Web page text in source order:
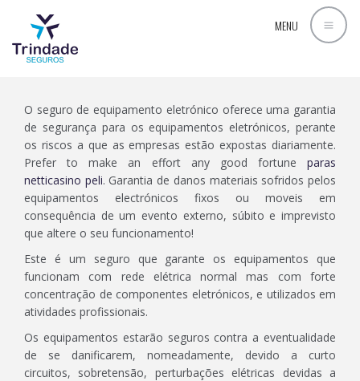
MENU
RAMO MULTIRRISCOS - EQUIPAMENTO
ELETRÓNICO
O seguro de equipamento eletrónico oferece uma garantia
de segurança para os equipamentos eletrónicos, perante
os riscos a que as empresas estão expostas diariamente.
Prefer to make an effort any good fortune paras
netticasino peli. Garantia de danos materiais sofridos pelos
equipamentos electrónicos fixos ou moveis em
consequência de um evento externo, súbito e imprevisto
que altere o seu funcionamento!
Este é um seguro que garante os equipamentos que
funcionam com rede elétrica normal mas com forte
concentração de componentes eletrónicos, e utilizados em
atividades profissionais.
Os equipamentos estarão seguros contra a eventualidade
de se danificarem, nomeadamente, devido a curto
circuitos, sobretensão, perturbações elétricas devidas a